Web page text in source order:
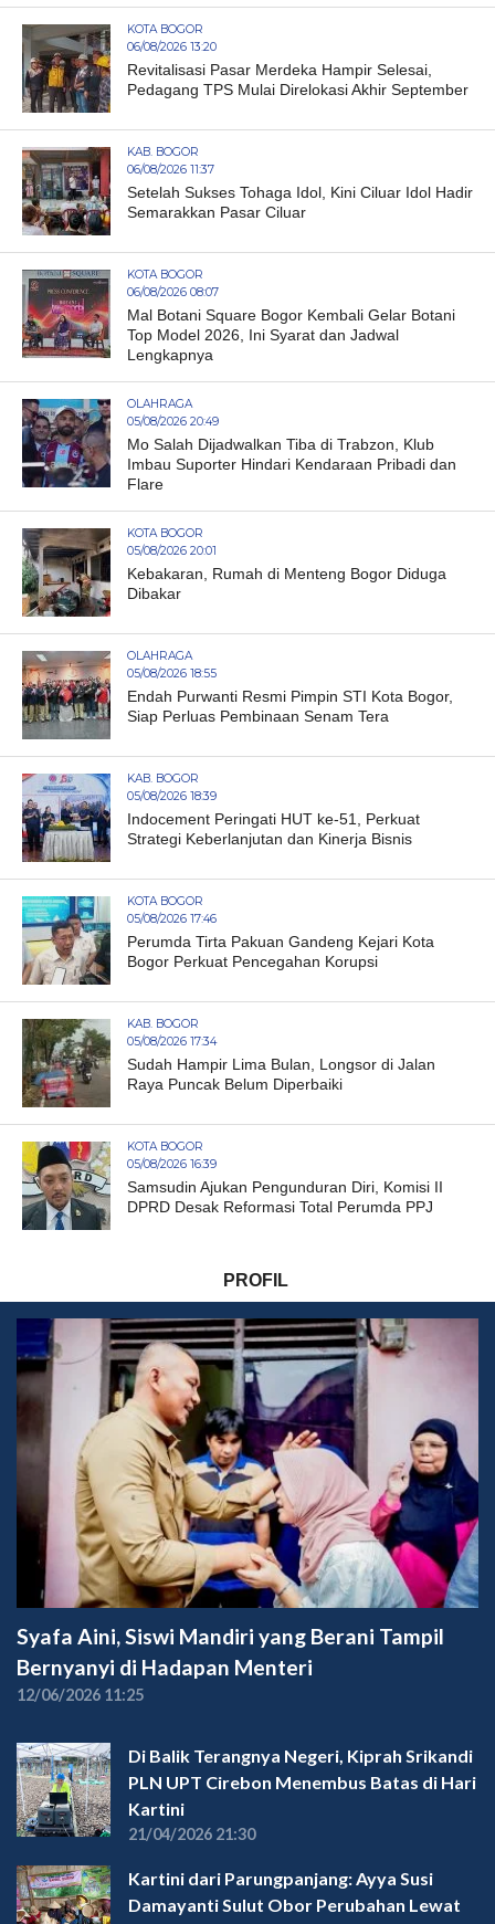
KOTA BOGOR
06/08/2026 13:20
Revitalisasi Pasar Merdeka Hampir Selesai,
Pedagang TPS Mulai Direlokasi Akhir September
KAB. BOGOR
06/08/2026 11:37
Setelah Sukses Tohaga Idol, Kini Ciluar Idol Hadir
Semarakkan Pasar Ciluar
KOTA BOGOR
06/08/2026 08:07
Mal Botani Square Bogor Kembali Gelar Botani
Top Model 2026, Ini Syarat dan Jadwal
Lengkapnya
OLAHRAGA
05/08/2026 20:49
Mo Salah Dijadwalkan Tiba di Trabzon, Klub
Imbau Suporter Hindari Kendaraan Pribadi dan
Flare
KOTA BOGOR
05/08/2026 20:01
Kebakaran, Rumah di Menteng Bogor Diduga
Dibakar
OLAHRAGA
05/08/2026 18:55
Endah Purwanti Resmi Pimpin STI Kota Bogor,
Siap Perluas Pembinaan Senam Tera
KAB. BOGOR
05/08/2026 18:39
Indocement Peringati HUT ke-51, Perkuat
Strategi Keberlanjutan dan Kinerja Bisnis
KOTA BOGOR
05/08/2026 17:46
Perumda Tirta Pakuan Gandeng Kejari Kota
Bogor Perkuat Pencegahan Korupsi
KAB. BOGOR
05/08/2026 17:34
Sudah Hampir Lima Bulan, Longsor di Jalan
Raya Puncak Belum Diperbaiki
KOTA BOGOR
05/08/2026 16:39
Samsudin Ajukan Pengunduran Diri, Komisi II
DPRD Desak Reformasi Total Perumda PPJ
PROFIL
Syafa Aini, Siswi Mandiri yang Berani Tampil
Bernyanyi di Hadapan Menteri
12/06/2026 11:25
Di Balik Terangnya Negeri, Kiprah Srikandi
PLN UPT Cirebon Menembus Batas di Hari
Kartini
21/04/2026 21:30
Kartini dari Parungpanjang: Ayya Susi
Damayanti Sulut Obor Perubahan Lewat